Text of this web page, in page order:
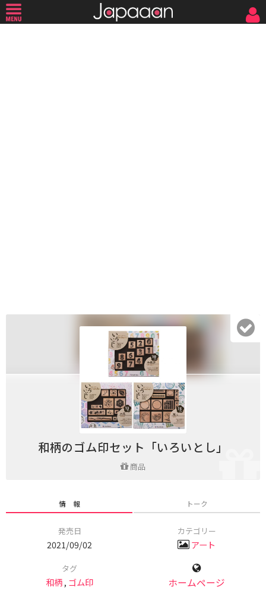
和柄のゴム印セット「いろいとし」
商品
情 報 トーク
発売日
2021/09/02
カテゴリー
アート
タグ
和柄, ゴム印 ホームページ